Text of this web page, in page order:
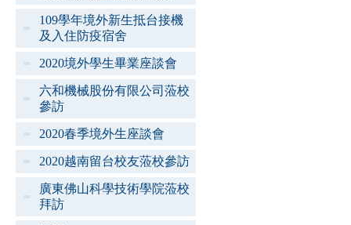
109學年境外新生抵台接機
及入住防疫宿舍
2020境外學生畢業座談會
六和機械股份有限公司蒞校
參訪
2020春季境外生座談會
2020越南留台校友蒞校參訪
廣東佛山科學技術學院蒞校
拜訪